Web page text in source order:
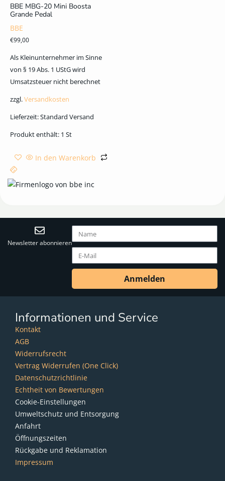
BBE MBG-20 Mini Boosta
Grande Pedal
BBE
€99,00
Als Kleinunternehmer im Sinne
von § 19 Abs. 1 UStG wird
Umsatzsteuer nicht berechnet
zzgl.Versandkosten
Lieferzeit:Standard Versand
Produkt enthält: 1 St
In den Warenkorb
Newsletter abonnieren
Anmelden
Informationen und Service
Kontakt
AGB
Widerrufsrecht
Vertrag Widerrufen (One Click)
Datenschutzrichtlinie
Echtheit von Bewertungen
Cookie-Einstellungen
Umweltschutz und Entsorgung
Anfahrt
Öffnungszeiten
Rückgabe und Reklamation
Impressum